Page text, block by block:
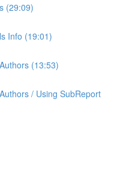
(29:09)
Info (19:01)
(13:53)
/ Using SubReport